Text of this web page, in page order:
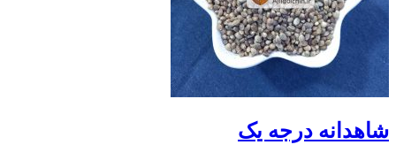
شاهدانه درجه یک